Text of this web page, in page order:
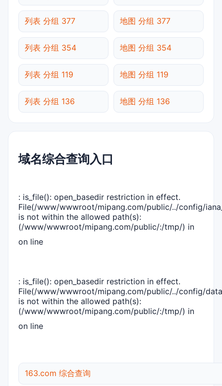
列表 分组 377 地图 分组 377
列表 分组 354 地图 分组 354
列表 分组 119 地图 分组 119
列表 分组 136 地图 分组 136
域名综合查询入口
: is_file(): open_basedir restriction in effect.
File(/www/wwwroot/mipang.com/public/../config/
is not within the allowed path(s):
(/www/wwwroot/mipang.com/public/:/tmp/) in
on line
: is_file(): open_basedir restriction in effect.
File(/www/wwwroot/mipang.com/public/../config/
is not within the allowed path(s):
(/www/wwwroot/mipang.com/public/:/tmp/) in
on line
163.com 综合查询